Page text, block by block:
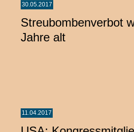
30.05.2017
Streubombenverbot
Jahre alt
11.04.2017